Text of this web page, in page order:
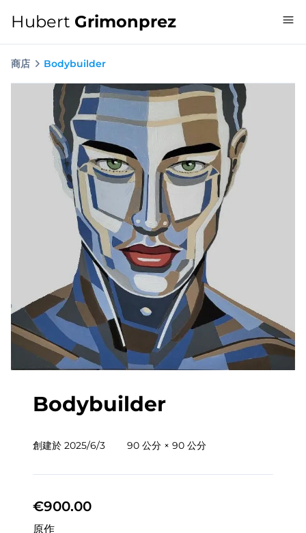
Hubert Grimonprez
商店 Bodybuilder
Bodybuilder
創建於 2025/6/3 90 公分 × 90 公分
€900.00
原作